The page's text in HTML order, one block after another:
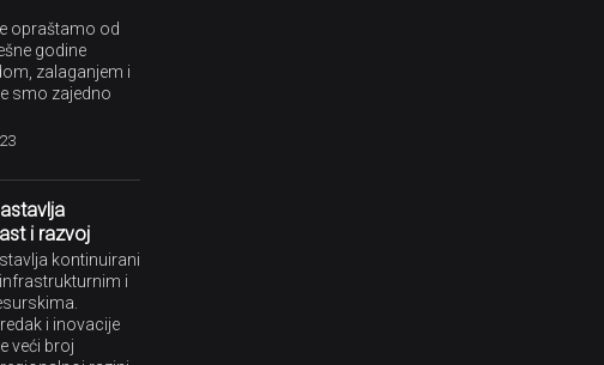
opraštamo od
godine
zalaganjem i
smo zajedno
i razvoj
kontinuirani
i
i inovacije
veći broj